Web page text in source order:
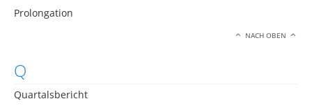
Prolongation
NACH OBEN
Q
Quartalsbericht